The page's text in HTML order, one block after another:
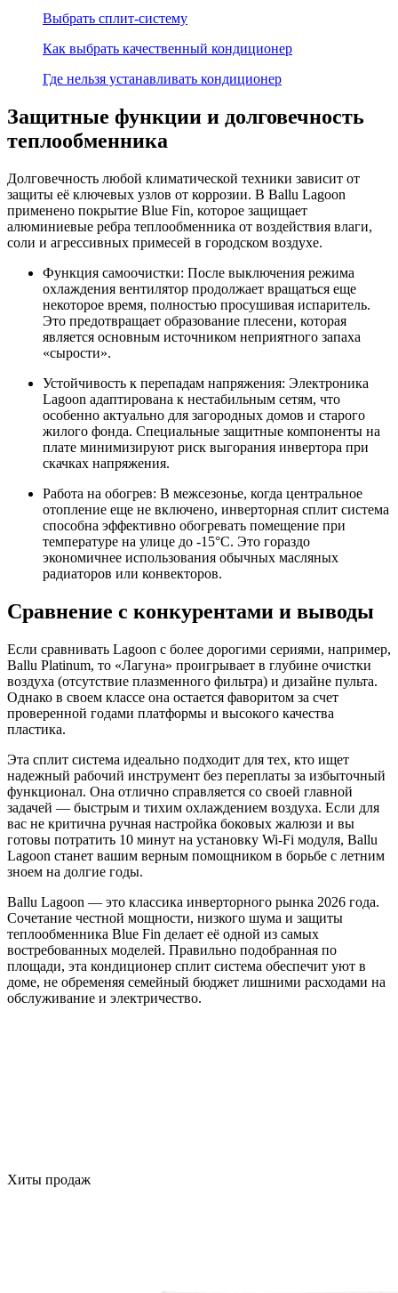
Выбрать сплит-систему
Как выбрать качественный кондиционер
Где нельзя устанавливать кондиционер
Защитные функции и долговечность
теплообменника
Долговечность любой климатической техники зависит от
защиты её ключевых узлов от коррозии. В Ballu Lagoon
применено покрытие Blue Fin, которое защищает
алюминиевые ребра теплообменника от воздействия влаги,
соли и агрессивных примесей в городском воздухе.
Функция самоочистки: После выключения режима
охлаждения вентилятор продолжает вращаться еще
некоторое время, полностью просушивая испаритель.
Это предотвращает образование плесени, которая
является основным источником неприятного запаха
«сырости».
Устойчивость к перепадам напряжения: Электроника
Lagoon адаптирована к нестабильным сетям, что
особенно актуально для загородных домов и старого
жилого фонда. Специальные защитные компоненты на
плате минимизируют риск выгорания инвертора при
скачках напряжения.
Работа на обогрев: В межсезонье, когда центральное
отопление еще не включено, инверторная сплит система
способна эффективно обогревать помещение при
температуре на улице до -15°C. Это гораздо
экономичнее использования обычных масляных
радиаторов или конвекторов.
Сравнение с конкурентами и выводы
Если сравнивать Lagoon с более дорогими сериями, например,
Ballu Platinum, то «Лагуна» проигрывает в глубине очистки
воздуха (отсутствие плазменного фильтра) и дизайне пульта.
Однако в своем классе она остается фаворитом за счет
проверенной годами платформы и высокого качества
пластика.
Эта сплит система идеально подходит для тех, кто ищет
надежный рабочий инструмент без переплаты за избыточный
функционал. Она отлично справляется со своей главной
задачей — быстрым и тихим охлаждением воздуха. Если для
вас не критична ручная настройка боковых жалюзи и вы
готовы потратить 10 минут на установку Wi-Fi модуля, Ballu
Lagoon станет вашим верным помощником в борьбе с летним
зноем на долгие годы.
Ballu Lagoon — это классика инверторного рынка 2026 года.
Сочетание честной мощности, низкого шума и защиты
теплообменника Blue Fin делает её одной из самых
востребованных моделей. Правильно подобранная по
площади, эта кондиционер сплит система обеспечит уют в
доме, не обременяя семейный бюджет лишними расходами на
обслуживание и электричество.
Хиты продаж